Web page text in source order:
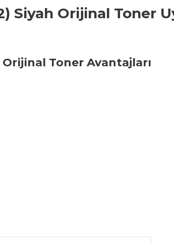
Siyah Orijinal Toner
Orijinal Toner Avantajları